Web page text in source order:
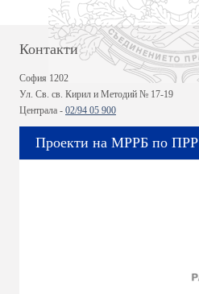
Контакти
София 1202
Ул. Св. св. Кирил и Методий № 17-19
Централа - 02/94 05 900
Проекти на МРРБ по ПРР